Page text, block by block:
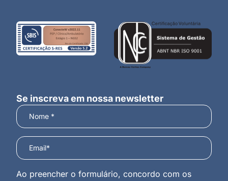
Se inscreva em nossa newsletter
Ao preencher o formulário, concordo com os